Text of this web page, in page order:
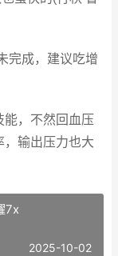
完成，建议吃增
能，不然回血压
，输出压力也大
7x
2025-10-02